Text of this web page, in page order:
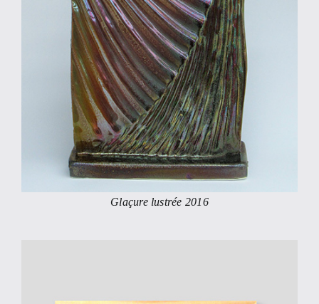
Glaçure lustrée 2016